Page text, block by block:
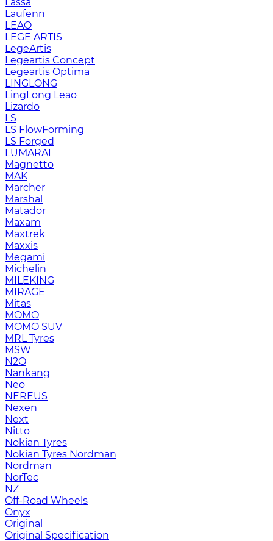
Laufenn
LEAO
LEGE ARTIS
LegeArtis
Legeartis Concept
Legeartis Optima
LINGLONG
LingLong Leao
Lizardo
LS
LS FlowForming
LS Forged
LUMARAI
Magnetto
MAK
Marcher
Marshal
Matador
Maxam
Maxtrek
Maxxis
Megami
Michelin
MILEKING
MIRAGE
Mitas
MOMO
MOMO SUV
MRL Tyres
MSW
N2O
Nankang
Neo
NEREUS
Nexen
Next
Nitto
Nokian Tyres
Nokian Tyres Nordman
Nordman
NorTec
NZ
Off-Road Wheels
Onyx
Original
Original Specification